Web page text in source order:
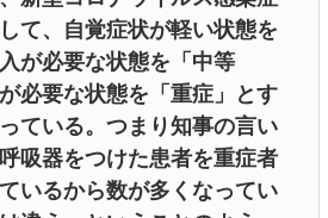
て、自覚症状が軽い状態を
が必要な状態を「中等
必要な状態を「重症」とす
ている。つまり知事の言い
吸器をつけた患者を重症者
いるから数が多くなってい